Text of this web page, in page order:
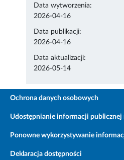
Data wytworzenia:
2026-04-16
Data publikacji:
2026-04-16
Data aktualizacji:
2026-05-14
Ochrona danych osobowych
Udostępnianie informacji publicznej
Ponowne wykorzystywanie
Deklaracja dostępności